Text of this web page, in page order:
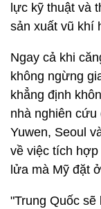
lực kỹ thuật và
sản xuất vũ khí
Ngay cả khi
không ngừng
khẳng định
nhà nghiên cứu
Yuwen, Seoul
về việc tích hợp
lửa mà Mỹ đặt
"Trung Quốc